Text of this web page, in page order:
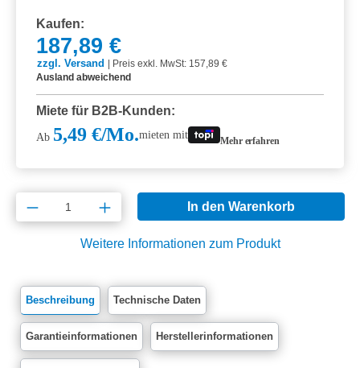
Kaufen:
187,89 €
zzgl. Versand
Preis exkl. MwSt: 157,89 €
Ausland abweichend
Miete für B2B-Kunden:
Ab 5,49 €/Mo.mieten mit Mehr erfahren
Produkt Anzahl: Gib den gewünschten
In den Warenkorb
Weitere Informationen zum Produkt
Beschreibung Technische Daten
Garantieinformationen Herstellerinformationen